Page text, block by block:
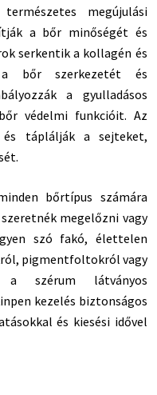
megújulási
a bőr minőségét és
serkentik a kollagén és
bőr szerkezetét és
a gyulladásos
védelmi funkcióit. Az
és táplálják a sejteket,
bőrtípus számára
megelőzni vagy
szó fakó, élettelen
pigmentfoltokról vagy
a szérum látványos
kezelés biztonságos
és kiesési idővel